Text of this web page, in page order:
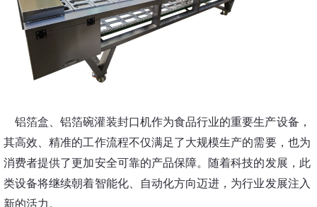
铝箔盒、铝箔碗灌装封口机作为食品行业的重要生产设备，
其高效、精准的工作流程不仅满足了大规模生产的需要，也为
消费者提供了更加安全可靠的产品保障。随着科技的发展，此
类设备将继续朝着智能化、自动化方向迈进，为行业发展注入
新的活力。